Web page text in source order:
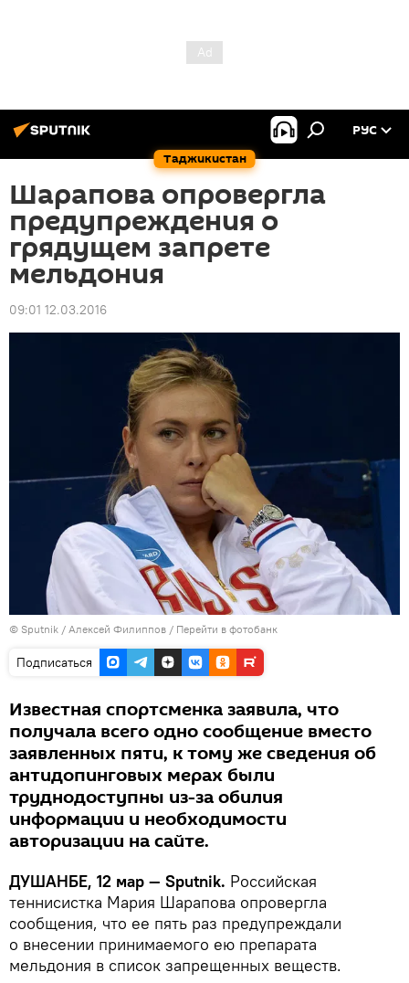
Таджикистан
РУС
Шарапова опровергла
предупреждения о
грядущем запрете
мельдония
09:01 12.03.2016
© Sputnik / Алексей Филиппов / Перейти в фотобанк
Подписаться
Известная спортсменка заявила, что
получала всего одно сообщение вместо
заявленных пяти, к тому же сведения об
антидопинговых мерах были
труднодоступны из-за обилия
информации и необходимости
авторизации на сайте.
ДУШАНБЕ, 12 мар — Sputnik. Российская
теннисистка Мария Шарапова опровергла
сообщения, что ее пять раз предупреждали
о внесении принимаемого ею препарата
мельдония в список запрещенных веществ.